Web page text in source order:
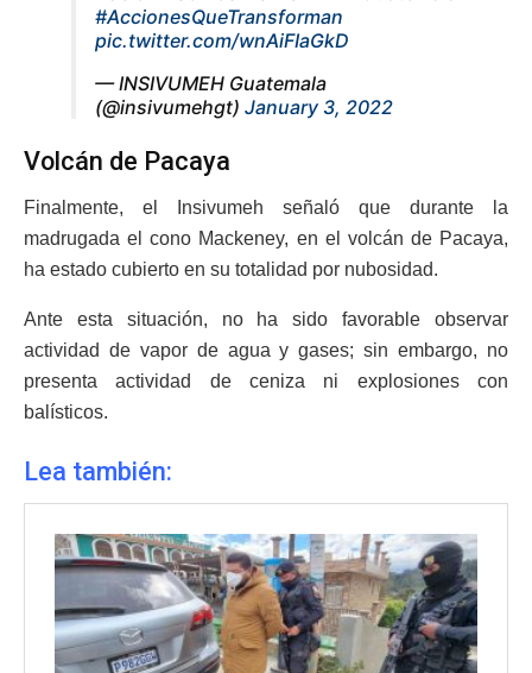
#AccionesQueTransforman
pic.twitter.com/wnAiFIaGkD
— INSIVUMEH Guatemala
(@insivumehgt) January 3, 2022
Volcán de Pacaya
Finalmente, el Insivumeh señaló que durante la
madrugada el cono Mackeney, en el volcán de Pacaya,
ha estado cubierto en su totalidad por nubosidad.
Ante esta situación, no ha sido favorable observar
actividad de vapor de agua y gases; sin embargo, no
presenta actividad de ceniza ni explosiones con
balísticos.
Lea también: